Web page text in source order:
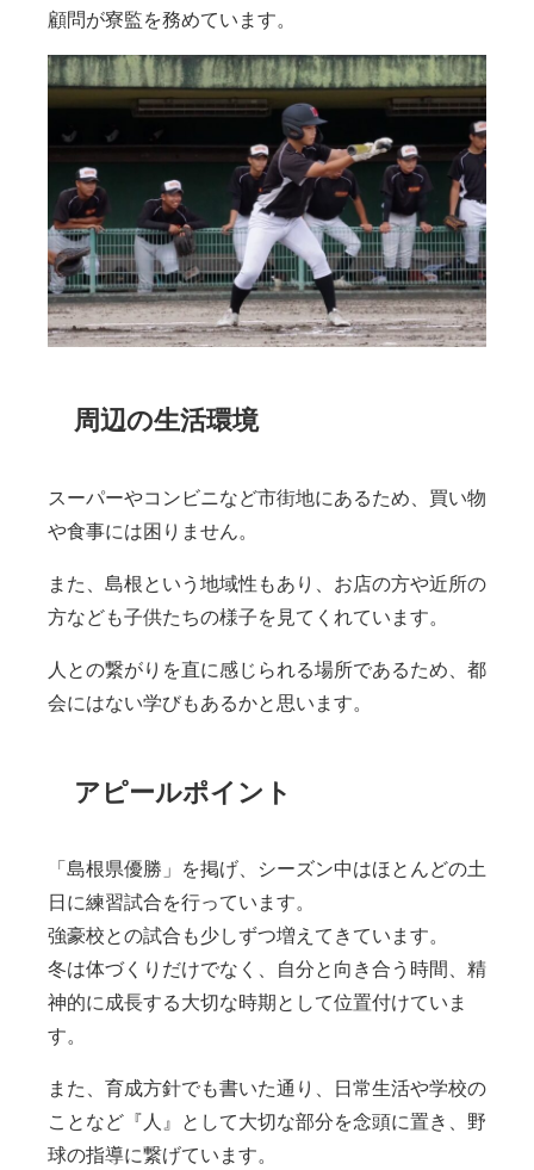
顧問が寮監を務めています。
周辺の生活環境
スーパーやコンビニなど市街地にあるため、買い物
や食事には困りません。
また、島根という地域性もあり、お店の方や近所の
方なども子供たちの様子を見てくれています。
人との繋がりを直に感じられる場所であるため、都
会にはない学びもあるかと思います。
アピールポイント
「島根県優勝」を掲げ、シーズン中はほとんどの土
日に練習試合を行っています。
強豪校との試合も少しずつ増えてきています。
冬は体づくりだけでなく、自分と向き合う時間、精
神的に成長する大切な時期として位置付けていま
す。
また、育成方針でも書いた通り、日常生活や学校の
ことなど『人』として大切な部分を念頭に置き、野
球の指導に繋げています。